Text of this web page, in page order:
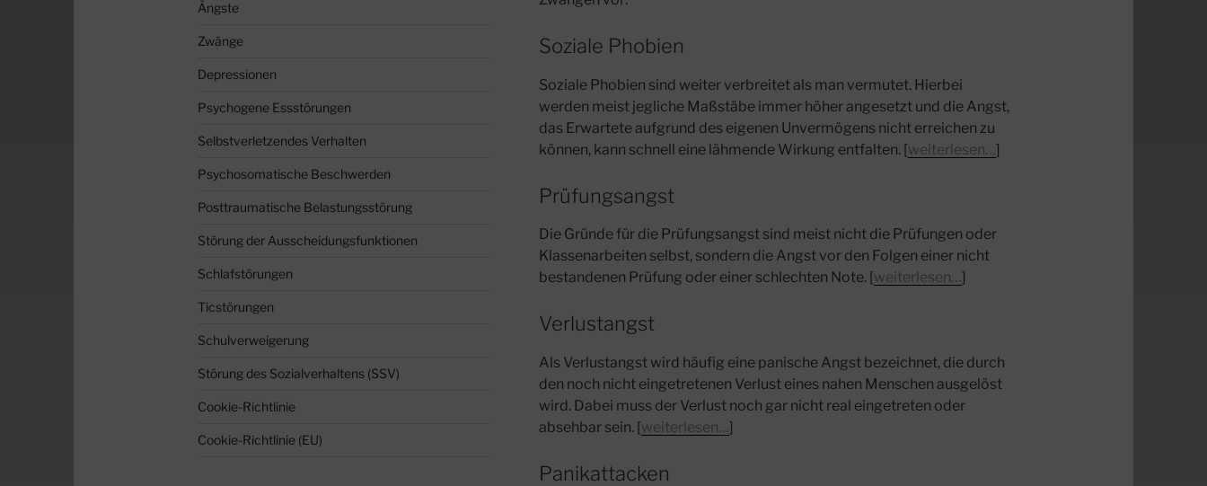
Ängste
Zwänge
Depressionen
Psychogene Essstörungen
Selbstverletzendes Verhalten
Psychosomatische Beschwerden
Posttraumatische Belastungsstörung
Störung der Ausscheidungsfunktionen
Schlafstörungen
Ticstörungen
Schulverweigerung
Störung des Sozialverhaltens (SSV)
Cookie-Richtlinie
Cookie-Richtlinie (EU)
Soziale Phobien
Soziale Phobien sind weiter verbreitet als man vermutet. Hierbei
werden meist jegliche Maßstäbe immer höher angesetzt und die Angst,
das Erwartete aufgrund des eigenen Unvermögens nicht erreichen zu
können, kann schnell eine lähmende Wirkung entfalten. [weiterlesen… ]
Prüfungsangst
Die Gründe für die Prüfungsangst sind meist nicht die Prüfungen oder
Klassenarbeiten selbst, sondern die Angst vor den Folgen einer nicht
bestandenen Prüfung oder einer schlechten Note. [weiterlesen…]
Verlustangst
Als Verlustangst wird häufig eine panische Angst bezeichnet, die durch
den noch nicht eingetretenen Verlust eines nahen Menschen ausgelöst
wird. Dabei muss der Verlust noch gar nicht real eingetreten oder
absehbar sein. [weiterlesen… ]
Panikattacken